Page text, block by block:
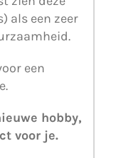
als een zeer
een
hobby,
voor je.